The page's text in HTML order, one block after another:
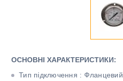
ОСНОВНІ ХАРАКТЕРИСТИКИ:
Тип підключення : Фланцевий